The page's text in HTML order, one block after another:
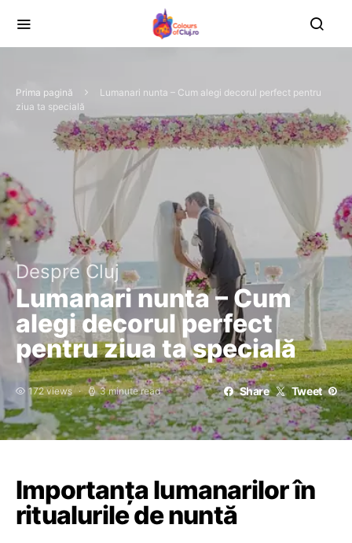
Prima pagină
Lumanari nunta – Cum alegi decorul perfect pentru
ziua ta specială
Despre Cluj
Lumanari nunta – Cum
alegi decorul perfect
pentru ziua ta specială
172 views 3 minute read Share Tweet
Importanța lumanarilor în
ritualurile de nuntă